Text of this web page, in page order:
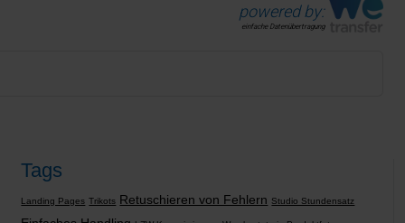
powered by:
einfache Datenübertragung
Tags
Landing Pages Trikots Retuschieren von Fehlern Studio Stundensatz